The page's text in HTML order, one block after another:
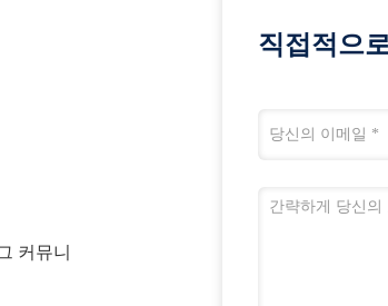
커뮤니
직접적으